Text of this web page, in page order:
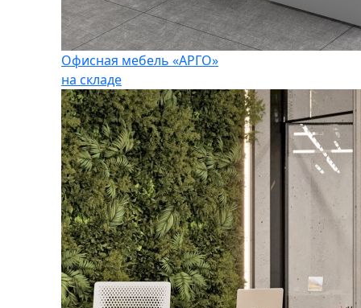
Офисная мебель «АРГО»
на складе